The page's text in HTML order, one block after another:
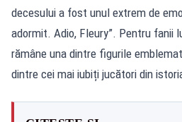
decesului a fost unul extrem de
adormit. Adio, Fleury”. Pentru fanii
rămâne una dintre figurile
dintre cei mai iubiți jucători din